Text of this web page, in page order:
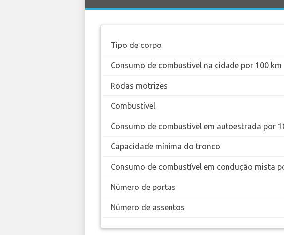
Tipo de corpo
Consumo de combustível na cidade por 100 km
Rodas motrizes
Combustível
Consumo de combustível em autoestrada por
Capacidade mínima do tronco
Consumo de combustível em condução mista
Número de portas
Número de assentos